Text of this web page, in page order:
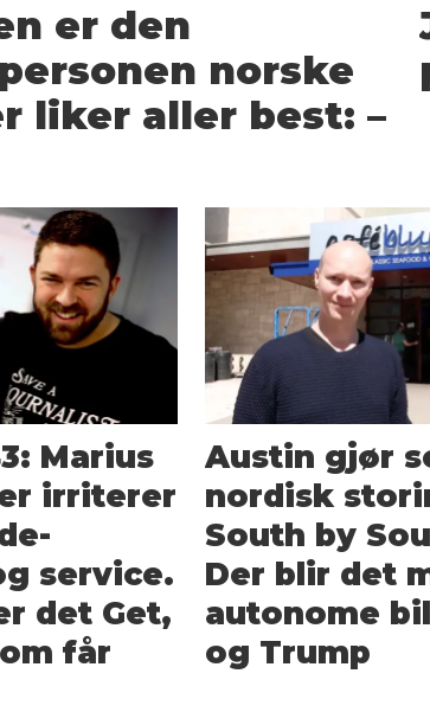
er den
norske
liker aller best: –
Marius
irriterer
service.
det Get,
får
Austin gjør
nordisk
South by
Der blir det
autonome
og Trump